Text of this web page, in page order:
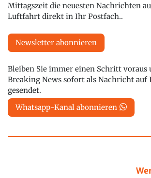
Mittagszeit die neuesten Nachrichten
Luftfahrt direkt in Ihr Postfach..
Newsletter abonnieren
Bleiben Sie immer einen Schritt voraus
Breaking News sofort als Nachricht auf
gesendet.
Whatsapp-Kanal abonnieren